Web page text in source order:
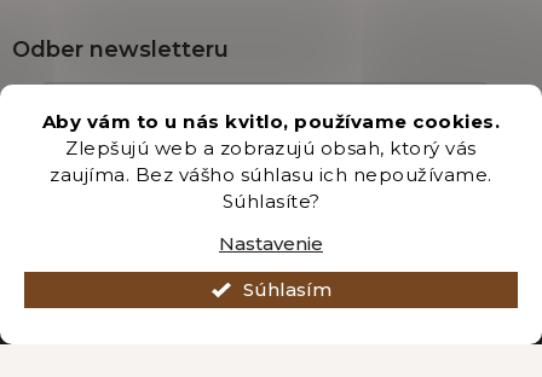
Aby vám to u nás kvitlo, používame cookies.
Zlepšujú web a zobrazujú obsah, ktorý vás
zaujíma. Bez vášho súhlasu ich nepoužívame.
Súhlasíte?
Nastavenie
Súhlasím
Odber newsletteru
Vložením e-mailu súhlasíte s podmienkamiochrany
osobných údajov.